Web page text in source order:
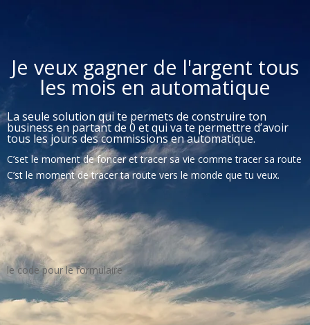
Je veux gagner de l'argent tous
les mois en automatique
La seule solution qui te permets de construire ton
business en partant de 0 et qui va te permettre d’avoir
tous les jours des commissions en automatique.
C’set le moment de foncer et tracer sa vie comme tracer sa route
C’st le moment de tracer ta route vers le monde que tu veux.
le code pour le formulaire